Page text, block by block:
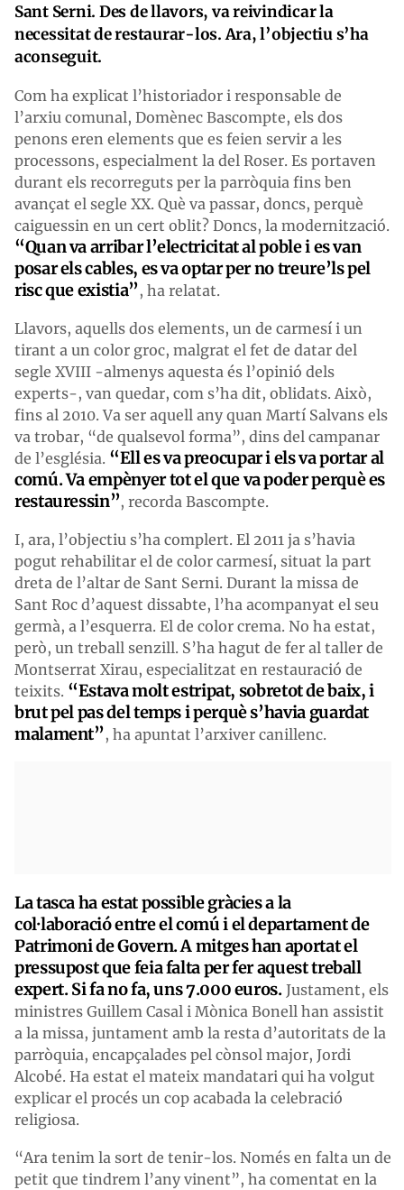
Sant Serni. Des de llavors, va reivindicar la
necessitat de restaurar-los. Ara, l’objectiu s’ha
aconseguit.
Com ha explicat l’historiador i responsable de
l’arxiu comunal, Domènec Bascompte, els dos
penons eren elements que es feien servir a les
processons, especialment la del Roser. Es portaven
durant els recorreguts per la parròquia fins ben
avançat el segle XX. Què va passar, doncs, perquè
caiguessin en un cert oblit? Doncs, la modernització.
“Quan va arribar l’electricitat al poble i es van
posar els cables, es va optar per no treure’ls pel
risc que existia”, ha relatat.
Llavors, aquells dos elements, un de carmesí i un
tirant a un color groc, malgrat el fet de datar del
segle XVIII -almenys aquesta és l’opinió dels
experts-, van quedar, com s’ha dit, oblidats. Això,
fins al 2010. Va ser aquell any quan Martí Salvans els
va trobar, “de qualsevol forma”, dins del campanar
de l’església. “Ell es va preocupar i els va portar al
comú. Va empènyer tot el que va poder perquè es
restauressin”, recorda Bascompte.
I, ara, l’objectiu s’ha complert. El 2011 ja s’havia
pogut rehabilitar el de color carmesí, situat la part
dreta de l’altar de Sant Serni. Durant la missa de
Sant Roc d’aquest dissabte, l’ha acompanyat el seu
germà, a l’esquerra. El de color crema. No ha estat,
però, un treball senzill. S’ha hagut de fer al taller de
Montserrat Xirau, especialitzat en restauració de
teixits. “Estava molt estripat, sobretot de baix, i
brut pel pas del temps i perquè s’havia guardat
malament”, ha apuntat l’arxiver canillenc.
La tasca ha estat possible gràcies a la
col·laboració entre el comú i el departament de
Patrimoni de Govern. A mitges han aportat el
pressupost que feia falta per fer aquest treball
expert. Si fa no fa, uns 7.000 euros.Justament, els
ministres Guillem Casal i Mònica Bonell han assistit
a la missa, juntament amb la resta d’autoritats de la
parròquia, encapçalades pel cònsol major, Jordi
Alcobé. Ha estat el mateix mandatari qui ha volgut
explicar el procés un cop acabada la celebració
religiosa.
“Ara tenim la sort de tenir-los. Només en falta un de
petit que tindrem l’any vinent”, ha comentat en la